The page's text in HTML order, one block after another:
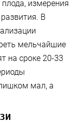
измерения
В
мельчайшие
на сроке 20-33
мал, а